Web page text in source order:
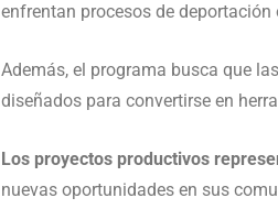
enfrentan procesos de
Además, el programa busca que
diseñados para convertirse en
Los proyectos productivos
nuevas oportunidades en sus